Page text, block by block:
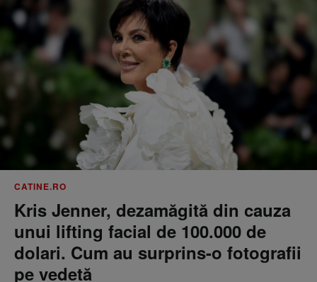
CATINE.RO
Kris Jenner, dezamăgită din cauza
unui lifting facial de 100.000 de
dolari. Cum au surprins-o fotografii
pe vedetă